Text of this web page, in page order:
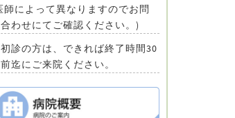
師によって異なりますのでお問
わせにてご確認ください。)
診の方は、できれば終了時間30
迄にご来院ください。